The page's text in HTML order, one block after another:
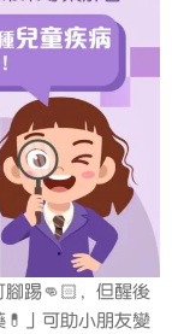
踢👊🏻，但醒後
」可助小朋友變